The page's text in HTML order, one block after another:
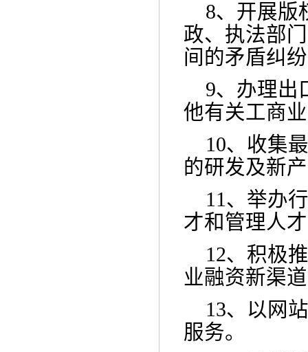
8、 开展版
政、执法部
间的矛盾纠
9、 办理出
他有关工商
10、 收集
的研发及新
11、 举办
才和管理人
12、 积极
业融资新渠
13、
以网
服务。